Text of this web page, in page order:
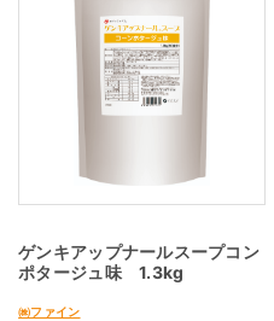
ゲンキアップナールスープコン
ポタージュ味 1.3kg
㈱ファイン